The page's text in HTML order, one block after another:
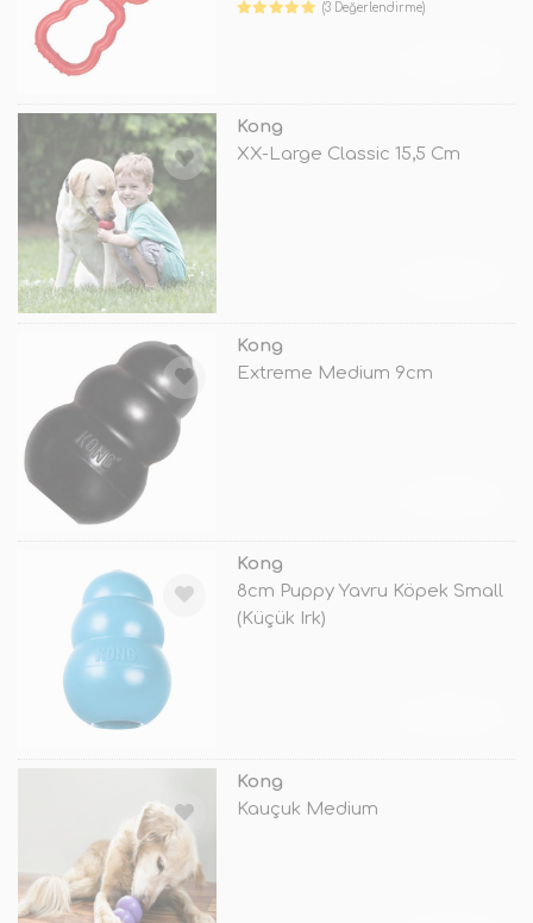
(3 Değerlendirme)
Kong
XX-Large Classic 15,5 Cm
Kong
Extreme Medium 9cm
Kong
8cm Puppy Yavru Köpek Small
(Küçük Irk)
Kong
Kauçuk Medium